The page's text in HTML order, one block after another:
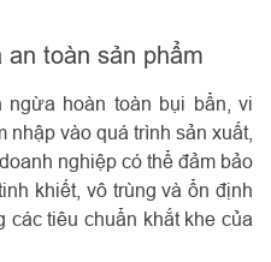
toàn sản phẩm
ngừa hoàn toàn bụi bẩn, vi
nhập vào quá trình sản xuất,
nghiệp có thể đảm bảo
khiết, vô trùng và ổn định
tiêu chuẩn khắt khe của